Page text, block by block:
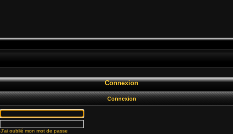
Connexion
Connexion
J’ai oublié mon mot de passe